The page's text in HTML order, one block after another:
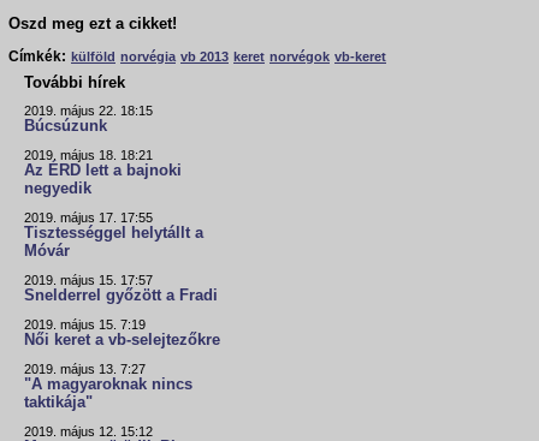
Oszd meg ezt a cikket!
Címkék: külföld norvégia vb 2013 keret norvégok vb-keret
További hírek
2019. május 22. 18:15
Búcsúzunk
2019. május 18. 18:21
Az ÉRD lett a bajnoki
negyedik
2019. május 17. 17:55
Tisztességgel helytállt a
Móvár
2019. május 15. 17:57
Snelderrel győzött a Fradi
2019. május 15. 7:19
Női keret a vb-selejtezőkre
2019. május 13. 7:27
"A magyaroknak nincs
taktikája"
2019. május 12. 15:12